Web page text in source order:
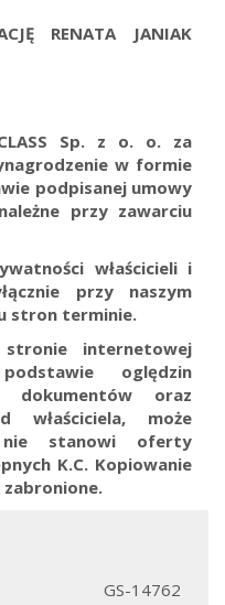
RENATA JANIAK
Sp. z o. o. za
w formie
podpisanej umowy
przy zawarciu
właścicieli i
przy naszym
stron terminie.
internetowej
oględzin
dokumentów oraz
właściciela, może
stanowi oferty
K.C. Kopiowanie
GS-14762